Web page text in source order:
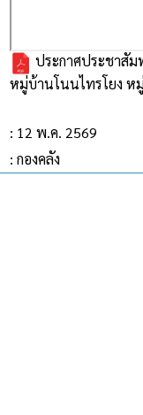
ประกาศประชาสัม
หมู่บ้านโนนไทรโยง ห
: 12 พ.ค. 2569
: กองคลัง